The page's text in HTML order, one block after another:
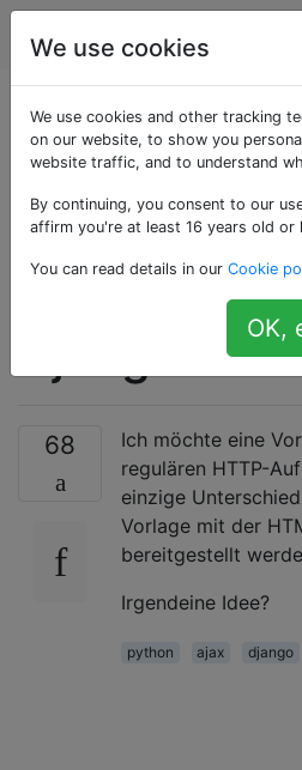
Wie kann {%
erweitert
geknüpft
68
Ich möchte eine
regulären HTTP-
einzige
Vorlage mit der
bereitgestellt
Irgendeine Idee?
python ajax django
We use cookies
We use cookies and other tracking
on our website, to show you
website traffic, and to understand
By continuing, you consent to our
affirm you're at least 16 years old
You can read details in our Cookie
OK,